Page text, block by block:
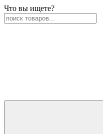
Что вы ищете?